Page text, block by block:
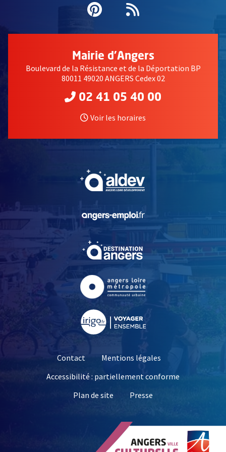
Pinterest
, Ouvre une
Flux RSS
Mairie d'Angers
Boulevard de la Résistance et de la Déportation BP
80011 49020 ANGERS Cedex 02
02 41 05 40 00
Voir les horaires
, Ouvre une nouvelle
, Ouvre une nouvelle
Contact
Mentions légales
Accessibilité : partiellement conforme
Plan de site
Presse